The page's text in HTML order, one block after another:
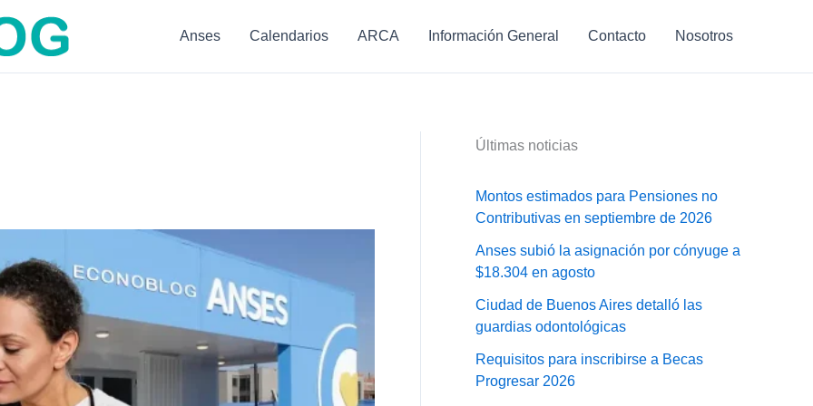
Anses Calendarios ARCA Información General Contacto Nosotros
Últimas noticias
Montos estimados para Pensiones no
Contributivas en septiembre de 2026
Anses subió la asignación por cónyuge a
$18.304 en agosto
Ciudad de Buenos Aires detalló las
guardias odontológicas
Requisitos para inscribirse a Becas
Progresar 2026